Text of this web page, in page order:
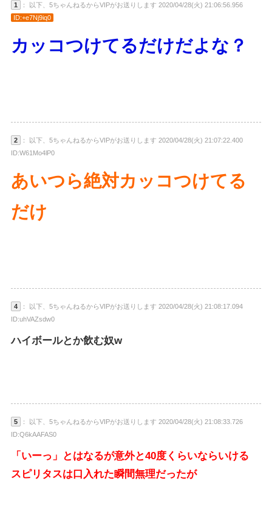
1
： 以下、5ちゃんねるからVIPがお送りします 2020/04/28(火) 21:06:56.956
ID:+e7Nj9iq0
カッコつけてるだけだよな？
2
： 以下、5ちゃんねるからVIPがお送りします 2020/04/28(火) 21:07:22.400
ID:W61Mo4lP0
あいつら絶対カッコつけてる
だけ
4
： 以下、5ちゃんねるからVIPがお送りします 2020/04/28(火) 21:08:17.094
ID:uhVAZsdw0
ハイボールとか飲む奴w
5
： 以下、5ちゃんねるからVIPがお送りします 2020/04/28(火) 21:08:33.726
ID:Q6kAAFAS0
「いーっ」とはなるが意外と40度くらいならいける
スピリタスは口入れた瞬間無理だったが